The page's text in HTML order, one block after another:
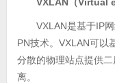
VXLAN是基于IP
PN技术。VXLAN可以
分散的物理站点提供
离。